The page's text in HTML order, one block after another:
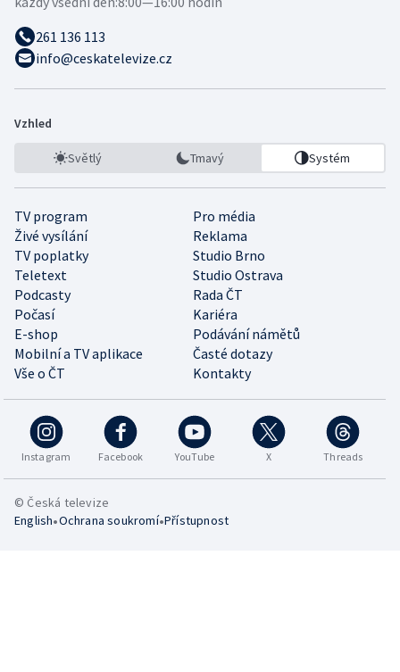
261 136 113
info@ceskatelevize.cz
Vzhled
Světlý Tmavý Systém
TV program
Pro média
Živé vysílání
Reklama
TV poplatky
Studio Brno
Teletext
Studio Ostrava
Podcasty
Rada ČT
Počasí
Kariéra
E-shop
Podávání námětů
Mobilní a TV aplikace
Časté dotazy
Vše o ČT
Kontakty
Instagram Facebook YouTube X Threads
© Česká televize
English•Ochrana soukromí•Přístupnost